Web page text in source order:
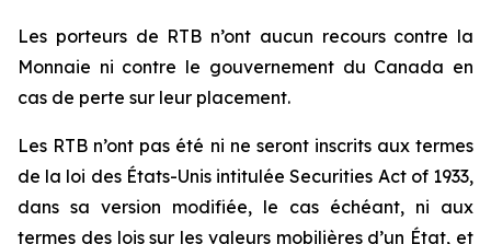
Les porteurs de RTB n’ont aucun recours contre la
Monnaie ni contre le gouvernement du Canada en
cas de perte sur leur placement.
Les RTB n’ont pas été ni ne seront inscrits aux termes
de la loi des États-Unis intituléeSecurities Act of 1933,
dans sa version modifiée, le cas échéant, ni aux
termes des lois sur les valeurs mobilières d’un État, et